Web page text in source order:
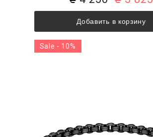
Добавить в корзину
Sale - 10%